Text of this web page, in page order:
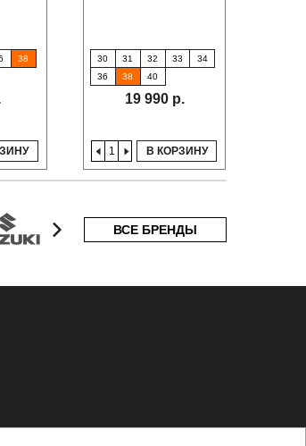
38
30 31 32 33
34
36
38 40
19 990 р.
В КОРЗИНУ
ВСЕ БРЕНДЫ